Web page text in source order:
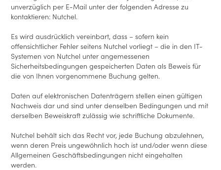
unverzüglich per E-Mail unter der folgenden Adresse zu
kontaktieren: Nutchel.
Es wird ausdrücklich vereinbart, dass – sofern kein
offensichtlicher Fehler seitens Nutchel vorliegt – die in den IT-
Systemen von Nutchel unter angemessenen
Sicherheitsbedingungen gespeicherten Daten als Beweis für
die von Ihnen vorgenommene Buchung gelten.
Daten auf elektronischen Datenträgern stellen einen gültigen
Nachweis dar und sind unter denselben Bedingungen und mit
derselben Beweiskraft zulässig wie schriftliche Dokumente.
Nutchel behält sich das Recht vor, jede Buchung abzulehnen,
wenn deren Preis ungewöhnlich hoch ist und/oder wenn diese
Allgemeinen Geschäftsbedingungen nicht eingehalten
werden.